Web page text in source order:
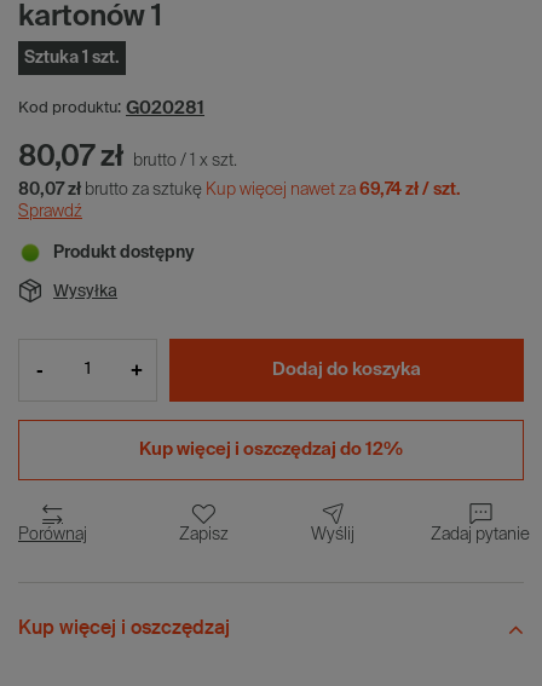
kartonów 1
Sztuka 1 szt.
Kod produktu: G020281
80,07 zł brutto / 1 x szt.
80,07 zł brutto za sztukę Kup więcej nawet za 69,74 zł / szt.
Sprawdź
Produkt dostępny
Wysyłka
- + Dodaj do koszyka
Kup więcej i oszczędzaj do 12%
Porównaj Zapisz Wyślij Zadaj pytanie
Kup więcej i oszczędzaj